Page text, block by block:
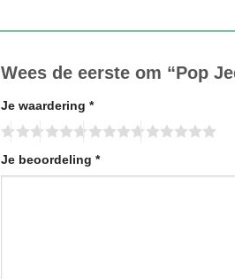
Wees de eerste om “Pop
Je waardering *
Je beoordeling *